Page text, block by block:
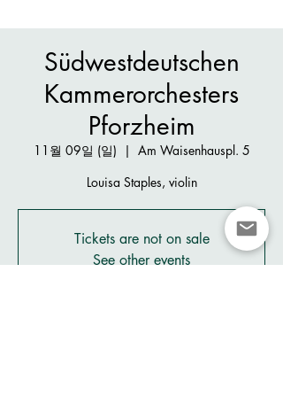
Südwestdeutschen
Kammerorchesters
Pforzheim
11월 09일 (일)
  |
Am Waisenhauspl. 5
Louisa Staples, violin
Tickets are not on sale
See other events